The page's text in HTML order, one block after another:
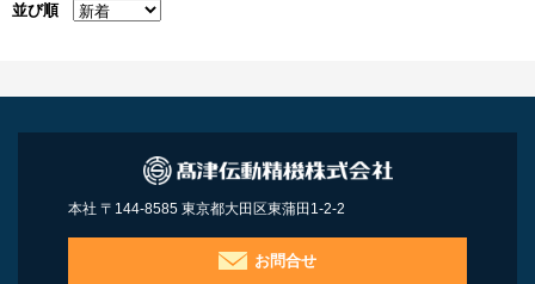
並び順
本社 〒144-8585 東京都大田区東蒲田1-2-2
お問合せ